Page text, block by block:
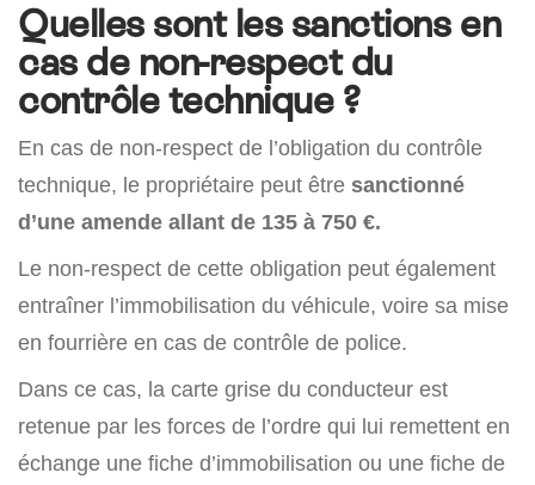
Quelles sont les sanctions en
cas de non-respect du
contrôle technique ?
En cas de non-respect de l’obligation du contrôle
technique, le propriétaire peut être sanctionné
d’une amende allant de 135 à 750 €.
Le non-respect de cette obligation peut également
entraîner l’immobilisation du véhicule, voire sa mise
en fourrière en cas de contrôle de police.
Dans ce cas, la carte grise du conducteur est
retenue par les forces de l’ordre qui lui remettent en
échange une fiche d’immobilisation ou une fiche de